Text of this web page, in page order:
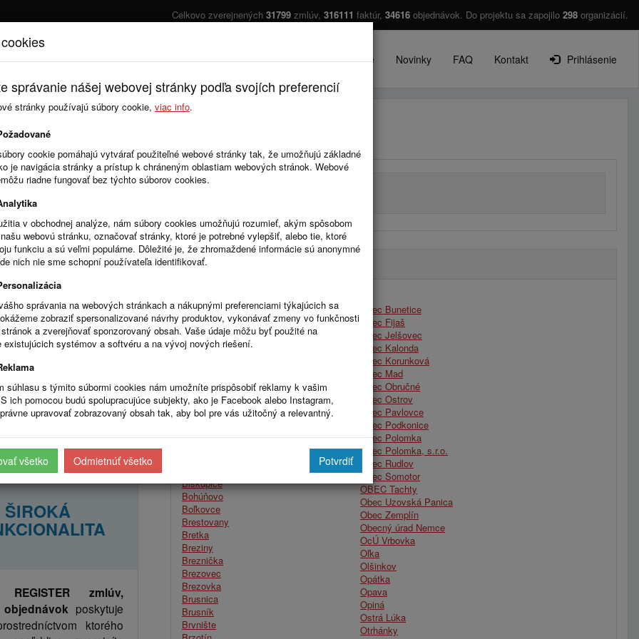
Celkovo zverejnených 31799 zmlúv, 316111 faktúr, 34616 objednávok. Do projektu sa zapojilo 298 organizácií.
Úvod Cenník O projekte Novinky FAQ Kontakt Prihlásenie
ŠIROKÁ
REGISTER zmlúv,
poskytuje
ktorého
Zapojené obce a organizácie
Ardovo
B
Bačka
Baláže
Banka
Banská Belá
Barca
Biskupice
Bohúňovo
Boľkovce
Brestovany
Bretka
Breziny
Breznička
Brezovec
Brezovka
Brusnica
Brusník
Brvnište
Obec Bunetice
Obec Fijaš
Obec Jelšovec
Obec Kalonda
Obec Korunková
Obec Mad
Obec Obručné
Obec Ostrov
Obec Pavlovce
Obec Podkonice
Obec Polomka
Obec Polomka, s.r.o.
Obec Rudlov
Obec Somotor
OBEC Tachty
Obec Uzovská Panica
Obec Zemplín
Obecný úrad Nemce
OcÚ Vrbovka
Oľka
Olšinkov
Opátka
Opava
Opiná
Ostrá Lúka
Otrhánky
správanie nášej webovej stránky podľa svojích preferencií
stránky používajú súbory cookie, viac info.
cookie pomáhajú vytvárať použiteľné webové stránky tak, že umožňujú základné
je navigácia stránky a prístup k chráneným oblastiam webových stránok. Webové
riadne fungovať bez týchto súborov cookies.
v obchodnej analýze, nám súbory cookies umožňujú rozumieť, akým spôsobom
webovú stránku, označovať stránky, ktoré je potrebné vylepšiť, alebo tie, ktoré
funkciu a sú veľmi populárne. Dôležité je, že zhromaždené informácie sú anonymné
nich nie sme schopní používateľa identifikovať.
správania na webových stránkach a nákupnými preferenciami týkajúcich sa
zobraziť spersonalizované návrhy produktov, vykonávať zmeny vo funkčnosti
a zverejňovať sponzorovaný obsah. Vaše údaje môžu byť použité na
existujúcich systémov a softvéru a na vývoj nových riešení.
súhlasu s týmito súbormi cookies nám umožníte prispôsobiť reklamy k vašim
ich pomocou budú spolupracujúce subjekty, ako je Facebook alebo Instagram,
upravovať zobrazovaný obsah tak, aby bol pre vás užitočný a relevantný.
všetko Odmietnúť všetko Potvrdiť